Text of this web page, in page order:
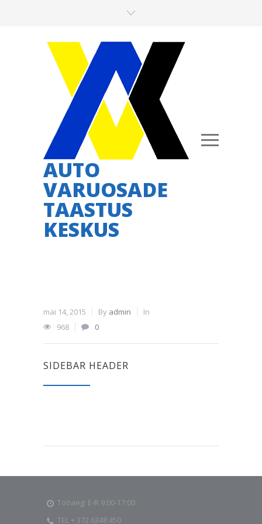
AUTO
VARUOSADE
TAASTUS
KESKUS
mai 14, 2015 By admin
In
968
0
SIDEBAR HEADER
Tööaeg: E-R 9:00-17:00
TEL + 372 6348 450